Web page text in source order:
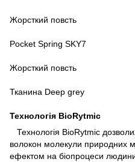
Жорсткий повсть
Pocket Spring SKY7
Жорсткий повсть
Тканина Deep grey
Технологія BioRytmic
Технологія BioRytmic
волокон молекули природних
ефектом на біопроцеси